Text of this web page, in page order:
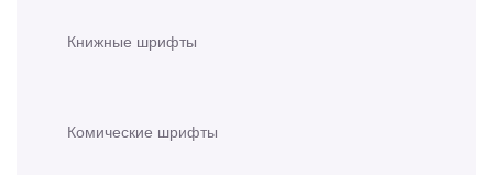
Книжные шрифты
Комические шрифты